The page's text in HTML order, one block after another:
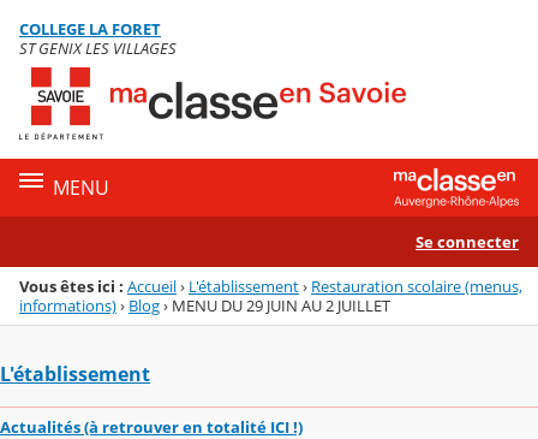
Menu de la rubrique
Contenu
COLLEGE LA FORET
ST GENIX LES VILLAGES
MENU
Se connecter
Vous êtes ici : Accueil› L'établissement› Restauration scolaire (menus,
informations)› Blog› MENU DU 29 JUIN AU 2 JUILLET
L'établissement
Actualités (à retrouver en totalité ICI !)